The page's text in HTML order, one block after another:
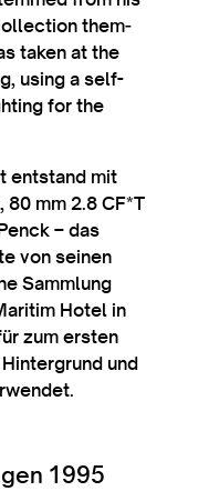
them­
taken at the
using a self-
for the
entstand mit
mm 2.8 CF*T
– das
von sein­en
Sammlung
Hotel in
zum ersten
und
1995